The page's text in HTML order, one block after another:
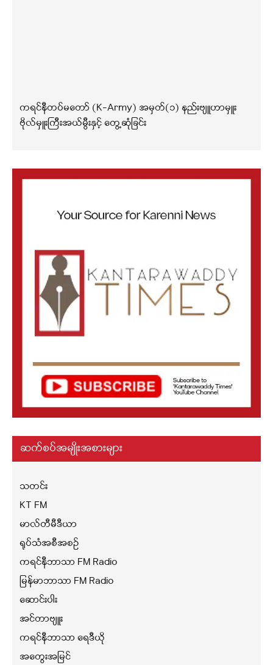
ကရင်နီတပ်မတော် (K-Army) အမှတ်(၁) နည်းဗျူဟာမှူး
ဗိုလ်မှူးကြီးအယ်မွီးနှင့် တွေ့ဆုံခြင်း
ဆက်စပ်အမျိုးအစားများ
သတင်း
KT FM
မာလ်တီမီဒီယာ
ရုပ်သံအစီအစဉ်
ကရင်နီဘာသာ FM Radio
မြန်မာဘာသာ FM Radio
ဆောင်းပါး
အင်တာဗျူး
ကရင်နီဘာသာ ရေဒီယို
အတွေးအမြင်